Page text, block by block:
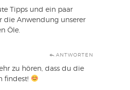
Tipps und ein paar
die Anwendung unserer
Öle.
ANTWORTEN
zu hören, dass du die
findest!